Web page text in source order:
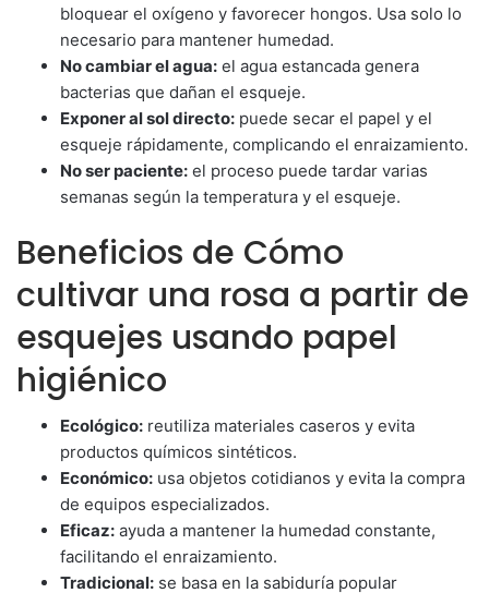
bloquear el oxígeno y favorecer hongos. Usa solo lo
necesario para mantener humedad.
No cambiar el agua: el agua estancada genera
bacterias que dañan el esqueje.
Exponer al sol directo: puede secar el papel y el
esqueje rápidamente, complicando el enraizamiento.
No ser paciente: el proceso puede tardar varias
semanas según la temperatura y el esqueje.
Beneficios de Cómo
cultivar una rosa a partir de
esquejes usando papel
higiénico
Ecológico: reutiliza materiales caseros y evita
productos químicos sintéticos.
Económico: usa objetos cotidianos y evita la compra
de equipos especializados.
Eficaz: ayuda a mantener la humedad constante,
facilitando el enraizamiento.
Tradicional: se basa en la sabiduría popular